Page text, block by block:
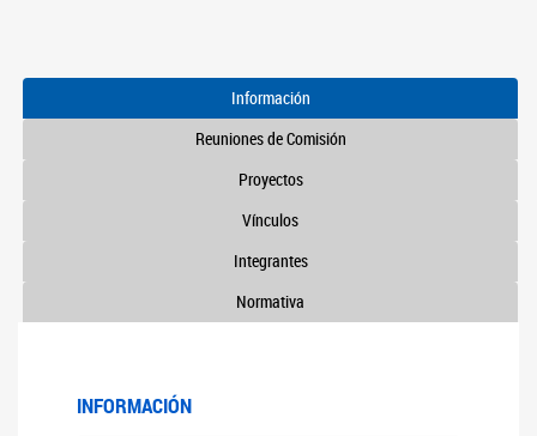
Información
Reuniones de Comisión
Proyectos
Vínculos
Integrantes
Normativa
INFORMACIÓN